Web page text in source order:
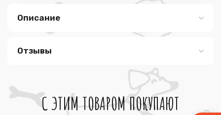
Описание
Отзывы
С ЭТИМ ТОВАРОМ ПОКУПАЮТ